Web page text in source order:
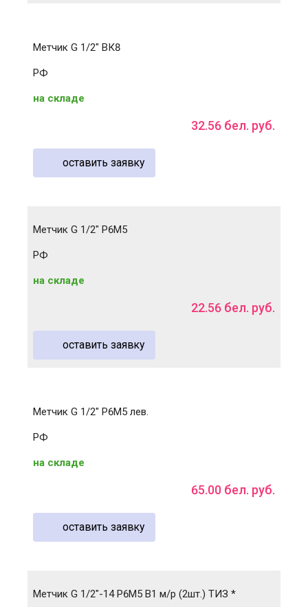
Метчик G 1/2" ВК8
РФ
на складе
32.56 бел. руб.
оставить заявку
Метчик G 1/2" Р6М5
РФ
на складе
22.56 бел. руб.
оставить заявку
Метчик G 1/2" Р6М5 лев.
РФ
на складе
65.00 бел. руб.
оставить заявку
Метчик G 1/2"-14 Р6М5 B1 м/р (2шт.) ТИЗ *